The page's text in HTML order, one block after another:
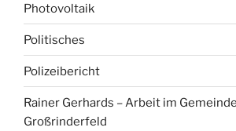
Photovoltaik
Politisches
Polizeibericht
Rainer Gerhards – Arbeit im
Großrinderfeld